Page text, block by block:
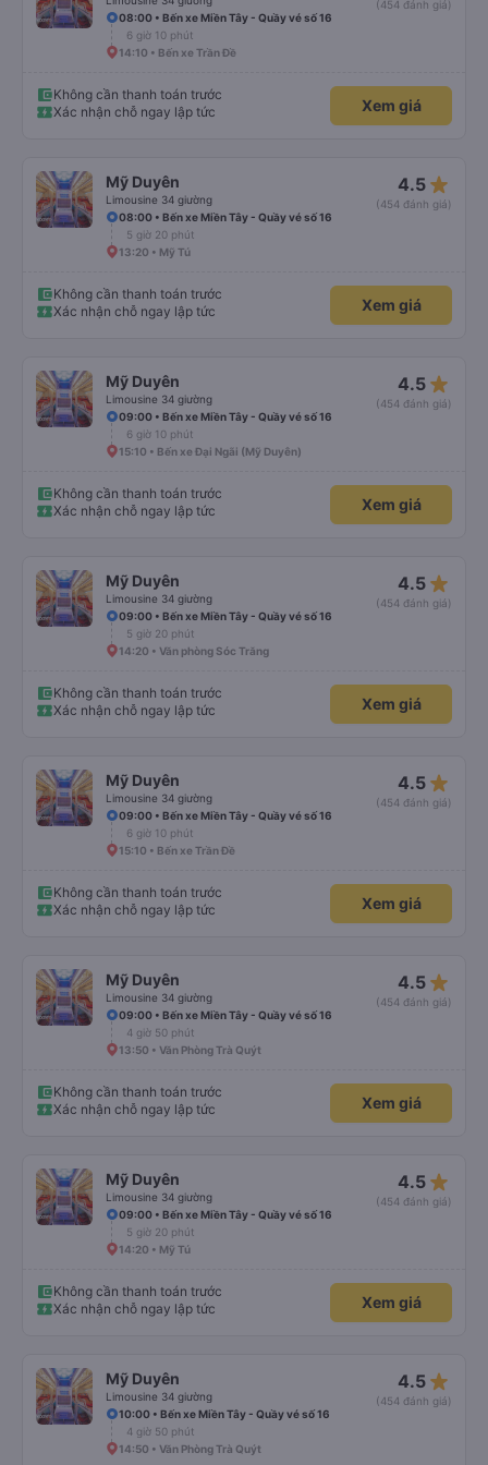
(454 đánh giá)
08:00 • Bến xe Miền Tây - Quầy vé số 16
6 giờ 10 phút
14:10 • Bến xe Trần Đề
Không cần thanh toán trước
Xác nhận chỗ ngay lập tức
Xem giá
Mỹ Duyên
Limousine 34 giường
4.5 star_rate
(454 đánh giá)
08:00 • Bến xe Miền Tây - Quầy vé số 16
5 giờ 20 phút
13:20 • Mỹ Tú
Không cần thanh toán trước
Xác nhận chỗ ngay lập tức
Xem giá
Mỹ Duyên
Limousine 34 giường
4.5 star_rate
(454 đánh giá)
09:00 • Bến xe Miền Tây - Quầy vé số 16
6 giờ 10 phút
15:10 • Bến xe Đại Ngãi (Mỹ Duyên)
Không cần thanh toán trước
Xác nhận chỗ ngay lập tức
Xem giá
Mỹ Duyên
Limousine 34 giường
4.5 star_rate
(454 đánh giá)
09:00 • Bến xe Miền Tây - Quầy vé số 16
5 giờ 20 phút
14:20 • Văn phòng Sóc Trăng
Không cần thanh toán trước
Xác nhận chỗ ngay lập tức
Xem giá
Mỹ Duyên
Limousine 34 giường
4.5 star_rate
(454 đánh giá)
09:00 • Bến xe Miền Tây - Quầy vé số 16
6 giờ 10 phút
15:10 • Bến xe Trần Đề
Không cần thanh toán trước
Xác nhận chỗ ngay lập tức
Xem giá
Mỹ Duyên
Limousine 34 giường
4.5 star_rate
(454 đánh giá)
09:00 • Bến xe Miền Tây - Quầy vé số 16
4 giờ 50 phút
13:50 • Văn Phòng Trà Quýt
Không cần thanh toán trước
Xác nhận chỗ ngay lập tức
Xem giá
Mỹ Duyên
Limousine 34 giường
4.5 star_rate
(454 đánh giá)
09:00 • Bến xe Miền Tây - Quầy vé số 16
5 giờ 20 phút
14:20 • Mỹ Tú
Không cần thanh toán trước
Xác nhận chỗ ngay lập tức
Xem giá
Mỹ Duyên
Limousine 34 giường
4.5 star_rate
(454 đánh giá)
10:00 • Bến xe Miền Tây - Quầy vé số 16
4 giờ 50 phút
14:50 • Văn Phòng Trà Quýt